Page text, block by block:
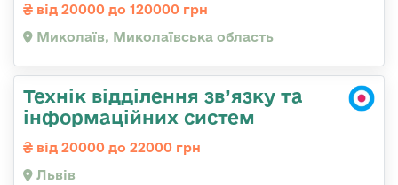
від 20000 до 120000 грн
Миколаїв, Миколаївська область
Технік відділення зв’язку та
інформаційних систем
від 20000 до 22000 грн
Львів